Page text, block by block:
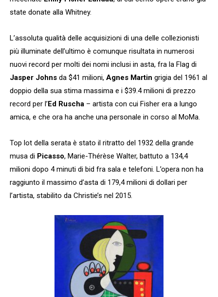
state donate alla Whitney.
L’assoluta qualità delle acquisizioni di una delle collezionisti
più illuminate dell’ultimo è comunque risultata in numerosi
nuovi record per molti dei nomi inclusi in asta, fra la Flag di
Jasper Johns da $41 milioni, Agnes Martin grigia del 1961 al
doppio della sua stima massima e i $39.4 milioni di prezzo
record per l’Ed Ruscha – artista con cui Fisher era a lungo
amica, e che ora ha anche una personale in corso al MoMa.
Top lot della serata è stato il ritratto del 1932 della grande
musa di Picasso, Marie-Thérèse Walter, battuto a 134,4
milioni dopo 4 minuti di bid fra sala e telefoni. L’opera non ha
raggiunto il massimo d’asta di 179,4 milioni di dollari per
l’artista, stabilito da Christie’s nel 2015.